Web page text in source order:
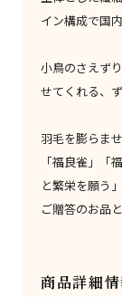
イン構成で国
小鳥のさえず
せてくれる、
羽毛を膨らま
「福良雀」「
と繁栄を願う
ご贈答のお品
商品詳細